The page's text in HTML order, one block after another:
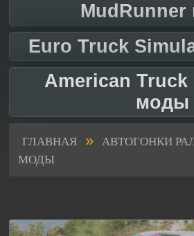
Euro Truck
American
моды
ГЛАВНАЯ »
АВТОГОНКИ
МОДЫ